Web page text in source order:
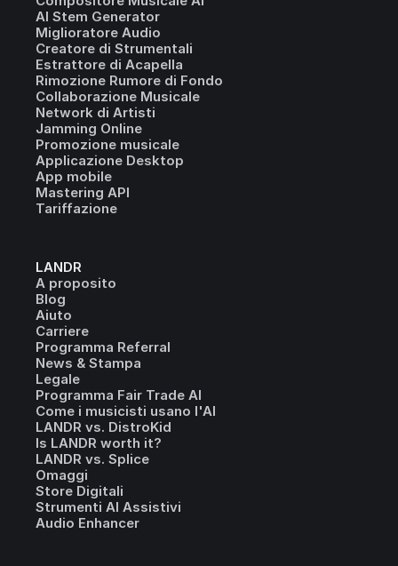
AI Stem Generator
Miglioratore Audio
Creatore di Strumentali
Estrattore di Acapella
Rimozione Rumore di Fondo
Collaborazione Musicale
Network di Artisti
Jamming Online
Promozione musicale
Applicazione Desktop
App mobile
Mastering API
Tariffazione
LANDR
A proposito
Blog
Aiuto
Carriere
Programma Referral
News & Stampa
Legale
Programma Fair Trade AI
Come i musicisti usano l'AI
LANDR vs. DistroKid
Is LANDR worth it?
LANDR vs. Splice
Omaggi
Store Digitali
Strumenti AI Assistivi
Audio Enhancer